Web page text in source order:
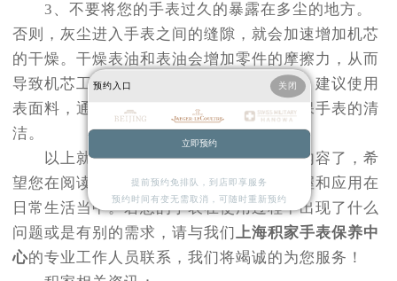
3、不要将您的手表过久的暴露在多尘的地方。
否则，灰尘进入手表之间的缝隙，就会加速增加机芯
的干燥。干燥表油和表油会增加零件的摩擦力，从而
导致机芯工作异常，并且手表会停止工作。建议使用
表面料，通常要注意清洁手表表壳，以确保手表的清
洁。
以上就是积家手表该怎样保养的全部内容了，希
望您在阅读完以后可以学到一些方法并掌握和应用在
日常生活当中。若您的手表在使用过程中出现了什么
问题或是有别的需求，请与我们 上海积家手表保养中
心的专业工作人员联系，我们将竭诚的为您服务！
预约入口 关闭
立即预约
提前预约免排队，到店即享服务
预约时间有变无需取消，可随时重新预约